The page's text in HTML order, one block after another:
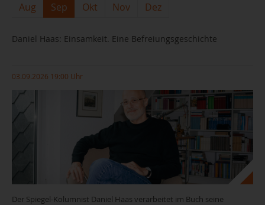
Aug
Sep Okt Nov Dez
Daniel Haas: Einsamkeit. Eine Befreiungsgeschichte
03.09.2026 19:00 Uhr
Der Spiegel-Kolumnist Daniel Haas verarbeitet im Buch seine